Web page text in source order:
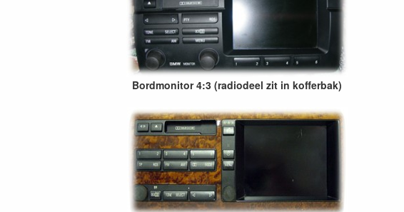
Bordmonitor 4:3 (radiodeel zit in kofferbak)